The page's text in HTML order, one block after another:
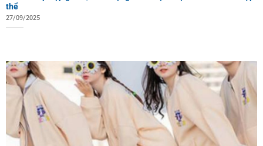
thể
27/09/2025